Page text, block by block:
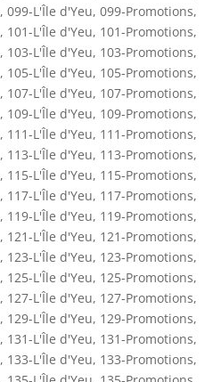
, 099-L'Île d'Yeu, 099-Promotions,
, 101-L'Île d'Yeu, 101-Promotions,
, 103-L'Île d'Yeu, 103-Promotions,
, 105-L'Île d'Yeu, 105-Promotions,
, 107-L'Île d'Yeu, 107-Promotions,
, 109-L'Île d'Yeu, 109-Promotions,
, 111-L'Île d'Yeu, 111-Promotions,
, 113-L'Île d'Yeu, 113-Promotions,
, 115-L'Île d'Yeu, 115-Promotions,
, 117-L'Île d'Yeu, 117-Promotions,
, 119-L'Île d'Yeu, 119-Promotions,
, 121-L'Île d'Yeu, 121-Promotions,
, 123-L'Île d'Yeu, 123-Promotions,
, 125-L'Île d'Yeu, 125-Promotions,
, 127-L'Île d'Yeu, 127-Promotions,
, 129-L'Île d'Yeu, 129-Promotions,
, 131-L'Île d'Yeu, 131-Promotions,
, 133-L'Île d'Yeu, 133-Promotions,